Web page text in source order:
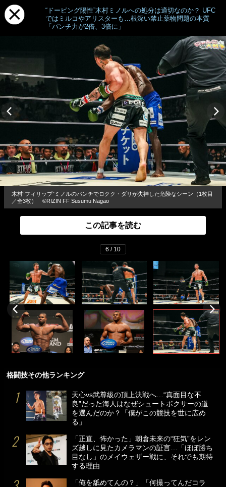
“ドーピング陽性”木村ミノルへの処分は適切なのか？ UFC
ではミルコやアリスターも…根深い禁止薬物問題の本質
「パンチ力が2倍、3倍に」
木村“フィリップ”ミノルのパンチでロクク・ダリが失神した危険なシーン（1枚目
／全3枚） ©RIZIN FF Susumu Nagao
この記事を読む
6 / 10
格闘技その他ランキング
天心vs武尊級の頂上決戦へ…“真面目な不
良”だった海人はなぜシュートボクサーの道
を選んだのか？「僕がこの競技を世に広め
る」
「正直、怖かった」朝倉未来の“狂気”をレン
ズ越しに見たカメラマンの証言…「ほぼ勝ち
目なし」のメイウェザー戦に、それでも期待
する理由
「俺を舐めてんの？」「何撮ってんだコラ